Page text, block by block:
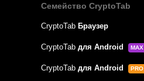
Семейство CryptoTab
CryptoTab Браузер
CryptoTab для Android MAX
CryptoTab для Android PRO